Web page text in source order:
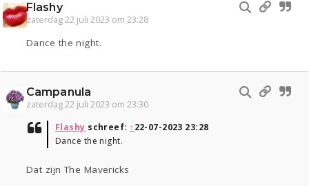
Flashy
zaterdag 22 juli 2023 om 23:28
Dance the night.
Campanula
zaterdag 22 juli 2023 om 23:30
Flashy schreef: ↑22-07-2023 23:28
Dance the night.
Dat zijn The Mavericks